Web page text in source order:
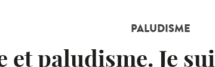
PALUDISME
et paludisme. Je